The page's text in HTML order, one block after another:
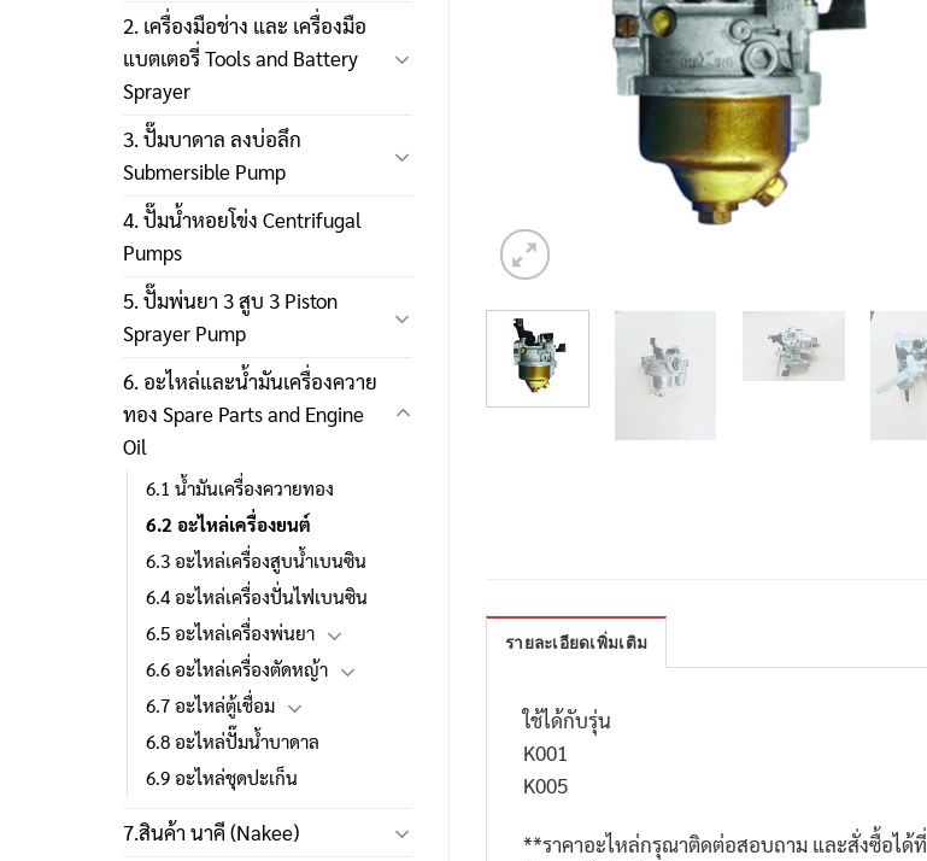
2. เครื่องมือช่าง และ เครื่องมือ
แบตเตอรี่ Tools and Battery
Sprayer
3. ปั๊มบาดาล ลงบ่อลึก
Submersible Pump
4. ปั๊มน้ำหอยโข่ง Centrifugal
Pumps
5. ปั๊มพ่นยา 3 สูบ 3 Piston
Sprayer Pump
6. อะไหล่และน้ำมันเครื่องควาย
ทอง Spare Parts and Engine
Oil
6.1 น้ำมันเครื่องควายทอง
6.2 อะไหล่เครื่องยนต์
6.3 อะไหล่เครื่องสูบน้ำเบนซิน
6.4 อะไหล่เครื่องปั่นไฟเบนซิน
6.5 อะไหล่เครื่องพ่นยา
6.6 อะไหล่เครื่องตัดหญ้า
6.7 อะไหล่ตู้เชื่อม
6.8 อะไหล่ปั๊มน้ำบาดาล
6.9 อะไหล่ชุดปะเก็น
7.สินค้า นาคี (Nakee)
รายละเอียดเพิ่มเติม
ใช้ได้กับรุ่น
K001
K005
**ราคาอะไหล่กรุณาติดต่อสอบถาม และสั่งซื้อได้ที่